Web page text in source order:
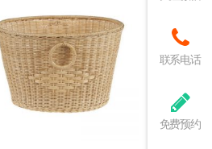
联系电话
免费预约